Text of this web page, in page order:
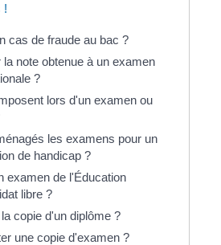
!
cas de fraude au bac ?
note obtenue à un examen
?
lors d'un examen ou
les examens pour un
de handicap ?
examen de l'Éducation
libre ?
copie d'un diplôme ?
une copie d'examen ?